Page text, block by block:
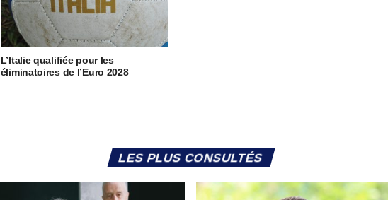
L’Italie qualifiée pour les
éliminatoires de l’Euro 2028
LES PLUS CONSULTÉS